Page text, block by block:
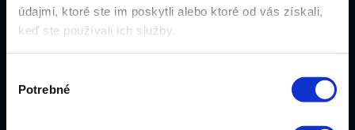
údajmi, ktoré ste im poskytli alebo ktoré od vás získali,
keď ste používali ich služby.
súhlasu
Potrebné